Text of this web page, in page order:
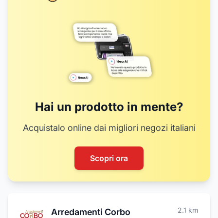
Hai un prodotto in mente?
Acquistalo online dai migliori negozi italiani
Scopri ora
Arredamenti Corbo 2.1 km